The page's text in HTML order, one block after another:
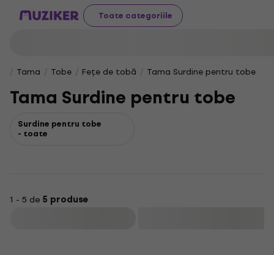
Toate categoriile
Tama Tobe Fețe de tobă Tama Surdine pentru tobe
Tama Surdine pentru tobe
Surdine pentru tobe
- toate
1 - 5 de 5 produse